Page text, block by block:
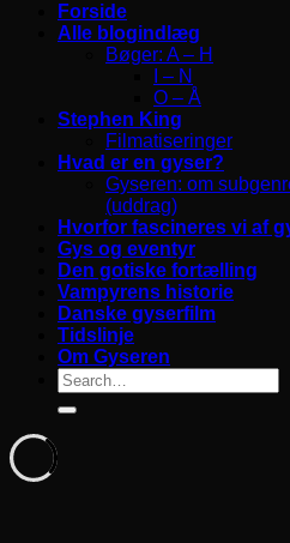
Forside
Alle blogindlæg
Bøger: A – H
I – N
O – Å
Stephen King
Filmatiseringer
Hvad er en gyser?
Gyseren: om
(uddrag)
Hvorfor fascineres vi af
Gys og eventyr
Den gotiske fortælling
Vampyrens historie
Danske gyserfilm
Tidslinje
Om Gyseren